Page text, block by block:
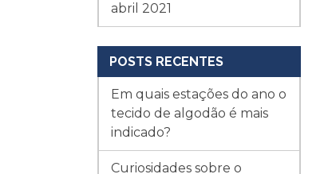
abril 2021
POSTS RECENTES
Em quais estações do ano o
tecido de algodão é mais
indicado?
Curiosidades sobre o